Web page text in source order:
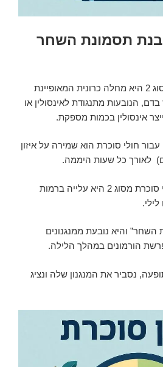
תסמונת השחר
סוכרת מסוג 2 היא מחלה כרונית המאופיינת
הנובעות מתנגודת לאינסולין או
אינסולין בכמות מספקת.
חולי סוכרת הוא שמירה על איזון
לאורך כל שעות היממה.
תופעה נפוצה בקרב חולי סוכרת מסוג 2 היא עלייה ברמות
השחר” והיא נובעת ממנגנונים
הורמונים במהלך הלילה.
נסביר את המנגנון שלה ונציג